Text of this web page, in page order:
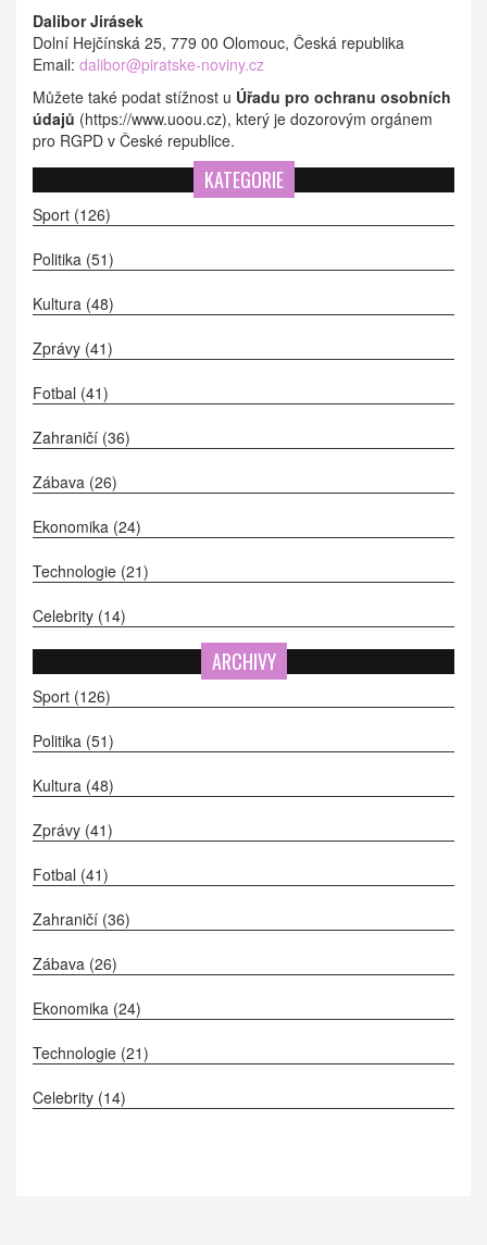
Dalibor Jirásek
Dolní Hejčínská 25, 779 00 Olomouc, Česká republika
Email: dalibor@piratske-noviny.cz
Můžete také podat stížnost u Úřadu pro ochranu osobních
údajů (https://www.uoou.cz), který je dozorovým orgánem
pro RGPD v České republice.
KATEGORIE
Sport (126)
Politika (51)
Kultura (48)
Zprávy (41)
Fotbal (41)
Zahraničí (36)
Zábava (26)
Ekonomika (24)
Technologie (21)
Celebrity (14)
ARCHIVY
Sport (126)
Politika (51)
Kultura (48)
Zprávy (41)
Fotbal (41)
Zahraničí (36)
Zábava (26)
Ekonomika (24)
Technologie (21)
Celebrity (14)